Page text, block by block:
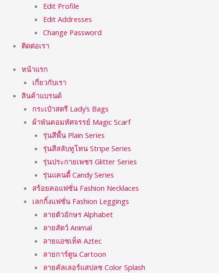
Edit Profile
Edit Addresses
Change Password
ติดต่อเรา
หน้าแรก
เกี่ยวกับเรา
สินค้าแบรนด์
กระเป๋าสตรี Lady’s Bags
ผ้าพันคอมหัศจรรย์ Magic Scarf
รุ่นสีพื้น Plain Series
รุ่นสีสลับทูโทน Stripe Series
รุ่นประกายเพชร Glitter Series
รุ่นแคนดี้ Candy Series
สร้อยคอแฟชั่น Fashion Necklaces
เลกกิ้งแฟชั่น Fashion Leggings
ลายตัวอักษร Alphabet
ลายสัตว์ Animal
ลายแอซเท็ค Aztec
ลายการ์ตูน Cartoon
ลายคัลเลอร์แสปลช Color Splash